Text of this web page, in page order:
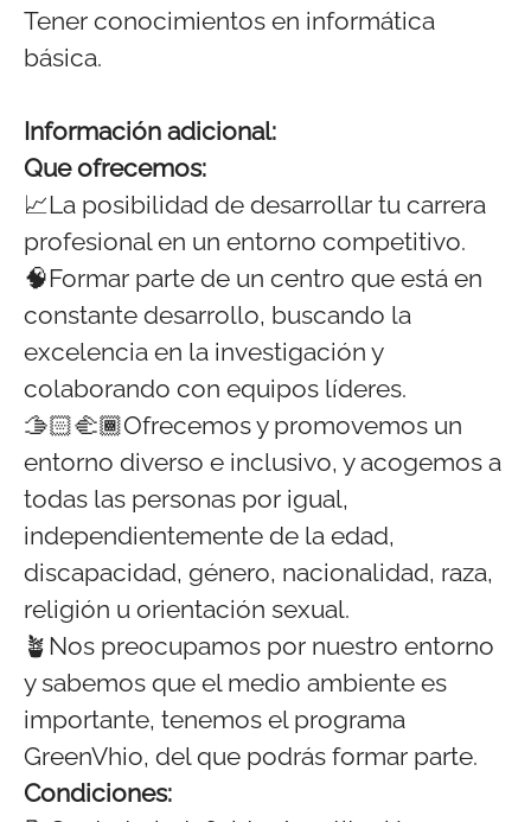
Tener conocimientos en informática
básica.
Información adicional:
Que ofrecemos:
📈La posibilidad de desarrollar tu carrera
profesional en un entorno competitivo.
🧠Formar parte de un centro que está en
constante desarrollo, buscando la
excelencia en la investigación y
colaborando con equipos líderes.
🫱🏻‍🫲🏾Ofrecemos y promovemos un
entorno diverso e inclusivo, y acogemos a
todas las personas por igual,
independientemente de la edad,
discapacidad, género, nacionalidad, raza,
religión u orientación sexual.
🪴Nos preocupamos por nuestro entorno
y sabemos que el medio ambiente es
importante, tenemos el programa
GreenVhio, del que podrás formar parte.
Condiciones: